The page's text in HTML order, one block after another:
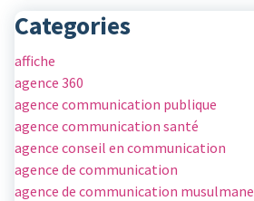
Categories
affiche
agence 360
agence communication publique
agence communication santé
agence conseil en communication
agence de communication
agence de communication musulmane